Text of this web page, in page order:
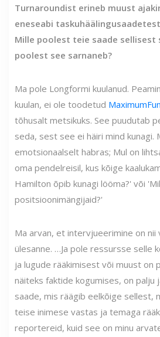
Turnaroundist erineb muust
eneseabi
Mille poolest teie saade sellisest
poolest see sarnaneb?
Ma pole Longformi kuulanud.
kuulan, ei ole toodetud
tõhusalt metsikuks. See puudutab
seda, sest see ei häiri mind kunagi.
emotsionaalselt habras; Mul on
oma pendelreisil, kus kõige
Hamilton õpib kunagi lööma?' või
positsioonimängijaid?'
Ma arvan, et intervjueerimine on
ülesanne. …Ja pole ressursse selle
ja lugude rääkimisest või muust on
näiteks faktide kogumises, on palju
saade, mis räägib eelkõige sellest,
teise inimese vastas ja temaga
reportereid, kuid see on minu